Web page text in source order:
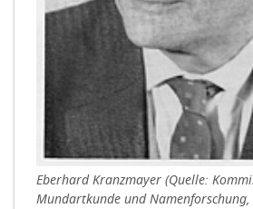
Eberhard Kranzmayer (Quelle:
Mundartkunde und Namenforschung,